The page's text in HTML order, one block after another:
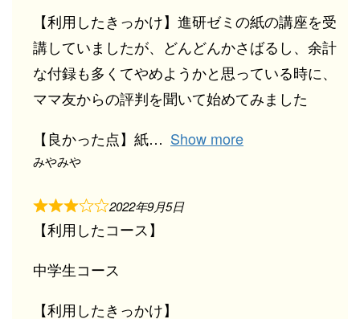
【利用したきっかけ】進研ゼミの紙の講座を受
講していましたが、どんどんかさばるし、余計
な付録も多くてやめようかと思っている時に、
ママ友からの評判を聞いて始めてみました
【良かった点】紙
Show more
みやみや
2022年9月5日
【利用したコース】
中学生コース
【利用したきっかけ】